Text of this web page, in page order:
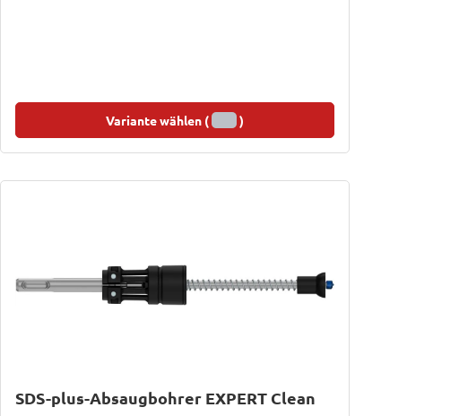
Variante wählen ( )
SDS-plus-Absaugbohrer EXPERT Clean